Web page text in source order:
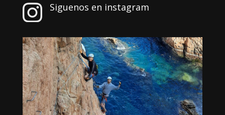
 Siguenos en instagram